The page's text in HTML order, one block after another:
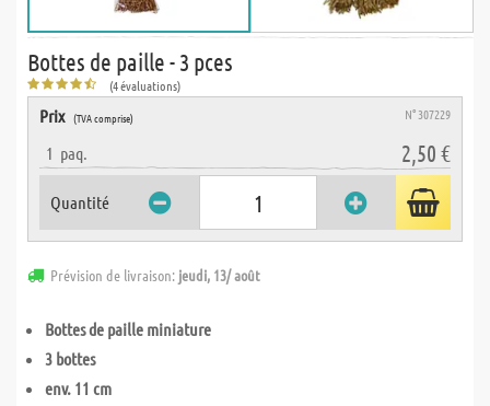
Bottes de paille - 3 pces
(4 évaluations)
Prix (TVA comprise) N° 307229
1 paq. 2,50 €
Quantité
Prévision de livraison: jeudi, 13/ août
Bottes de paille miniature
3 bottes
env. 11 cm